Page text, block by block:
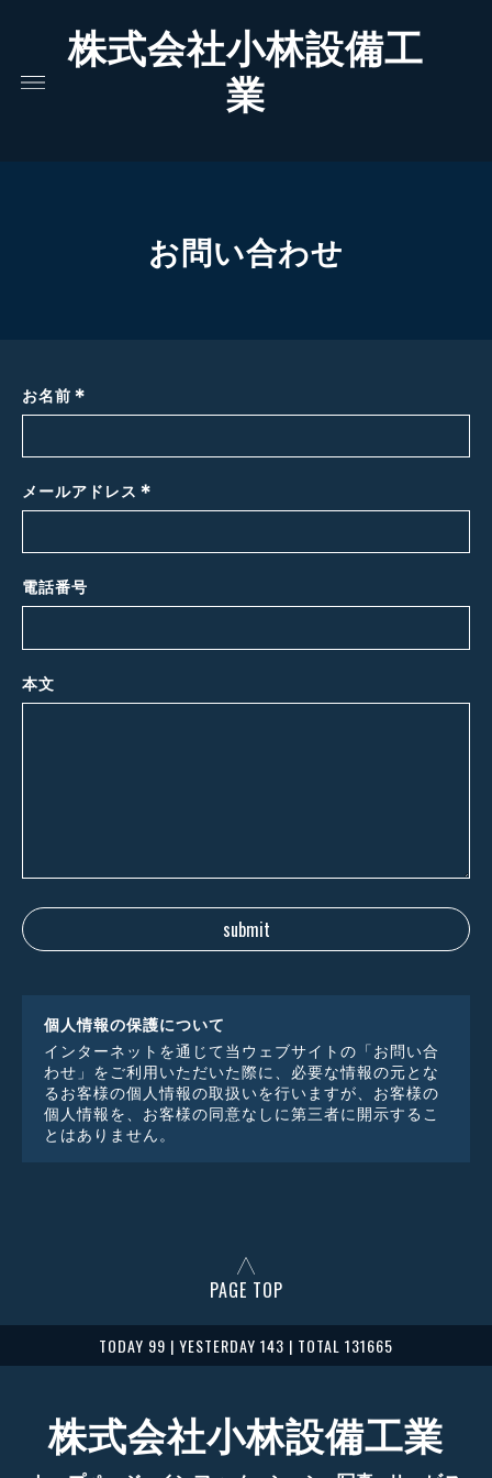
株式会社小林設備工
業
お問い合わせ
お名前 *
メールアドレス *
電話番号
本文
個人情報の保護について
インターネットを通じて当ウェブサイトの「お問い合
わせ」をご利用いただいた際に、必要な情報の元とな
るお客様の個人情報の取扱いを行いますが、お客様の
個人情報を、お客様の同意なしに第三者に開示するこ
とはありません。
PAGE TOP
TODAY 99 | YESTERDAY 143 | TOTAL 131665
株式会社小林設備工業